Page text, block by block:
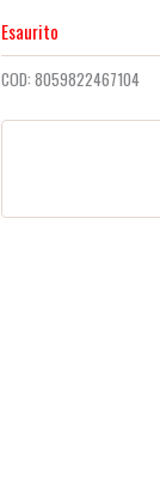
Esaurito
COD:8059822467104